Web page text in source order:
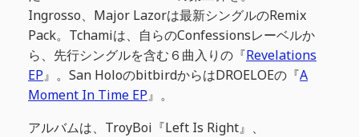
Ingrosso、Major Lazorは最新シングルのRemix
Pack。Tchamiは、自らのConfessionsレーベルか
ら、先行シングルを含む６曲入りの『Revelations
EP』。San HoloのbitbirdからはDROELOEの『A
Moment In Time EP』。
アルバムは、TroyBoi『Left Is Right』、